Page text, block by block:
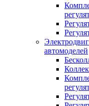
автомоделей